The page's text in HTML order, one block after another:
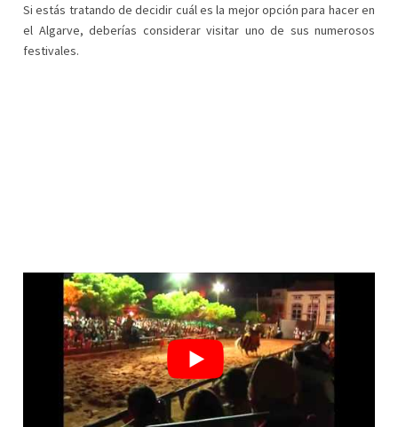
Si estás tratando de decidir cuál es la mejor opción para hacer en
el Algarve, deberías considerar visitar uno de sus numerosos
festivales.